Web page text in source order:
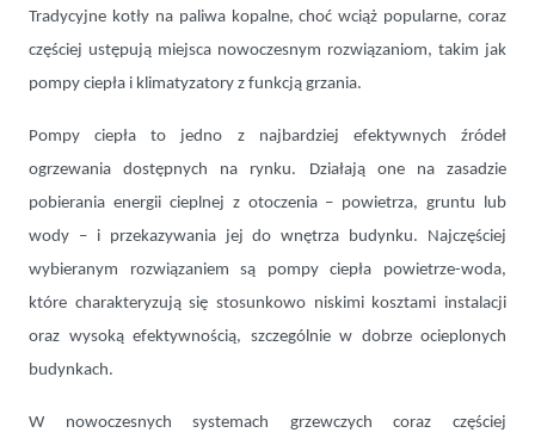
Tradycyjne kotły na paliwa kopalne, choć wciąż popularne, coraz
częściej ustępują miejsca nowoczesnym rozwiązaniom, takim jak
pompy ciepła i klimatyzatory z funkcją grzania.
Pompy ciepła to jedno z najbardziej efektywnych źródeł
ogrzewania dostępnych na rynku. Działają one na zasadzie
pobierania energii cieplnej z otoczenia – powietrza, gruntu lub
wody – i przekazywania jej do wnętrza budynku. Najczęściej
wybieranym rozwiązaniem są pompy ciepła powietrze-woda,
które charakteryzują się stosunkowo niskimi kosztami instalacji
oraz wysoką efektywnością, szczególnie w dobrze ocieplonych
budynkach.
W nowoczesnych systemach grzewczych coraz częściej